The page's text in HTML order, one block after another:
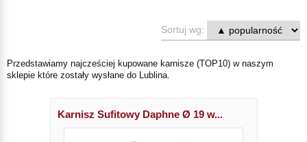
Sortuj wg:
Przedstawiamy najcześciej kupowane karnisze (TOP10) w naszym
sklepie które zostały wysłane do Lublina.
Karnisz Sufitowy Daphne Ø 19 w...